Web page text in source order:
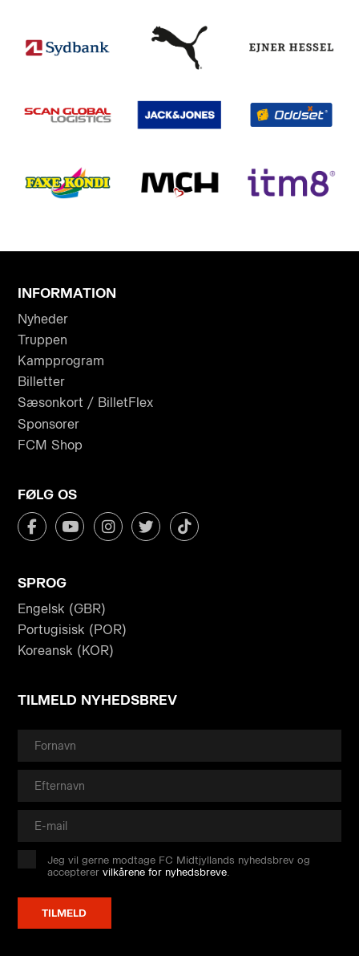
INFORMATION
Nyheder
Truppen
Kampprogram
Billetter
Sæsonkort / BilletFlex
Sponsorer
FCM Shop
FØLG OS
SPROG
Engelsk (GBR)
Portugisisk (POR)
Koreansk (KOR)
TILMELD NYHEDSBREV
Jeg vil gerne modtage FC Midtjyllands nyhedsbrev og
accepterervilkårene for nyhedsbreve